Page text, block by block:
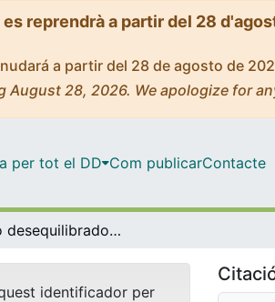
reprendrà a partir del 28
a partir del 28 de agosto de
28, 2026. We apologize for
per tot el DD Com publicarContacte
Un duelo desequilibrado.Joaquín Fortanet: Foucault y Rorty: Presente, resistencia y deserción, Prensas. Universitarias de Zaragoza, Zaragoza, 2010.
identificador per